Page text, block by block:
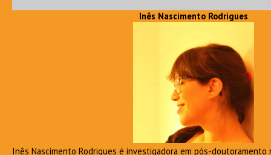
Inês Nascimento Rodrigues
Inês Nascimento Rodrigues é investigadora em pós-doutoramento